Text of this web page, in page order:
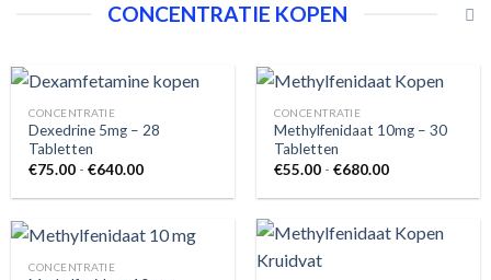
CONCENTRATIE KOPEN
CONCENTRATIE
Dexedrine 5mg – 28
Tabletten
€75.00 - €640.00Prijsklasse:
tot
CONCENTRATIE
Methylfenidaat 10mg – 30
Tabletten
€55.00 - €680.00Prijsklasse:
tot
CONCENTRATIE